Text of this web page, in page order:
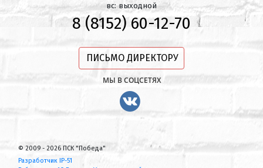
вс: выходной
8 (8152) 60-12-70
ПИСЬМО ДИРЕКТОРУ
МЫ В СОЦСЕТЯХ
© 2009 - 2026 ПСК "Победа"
Разработчик IP-51